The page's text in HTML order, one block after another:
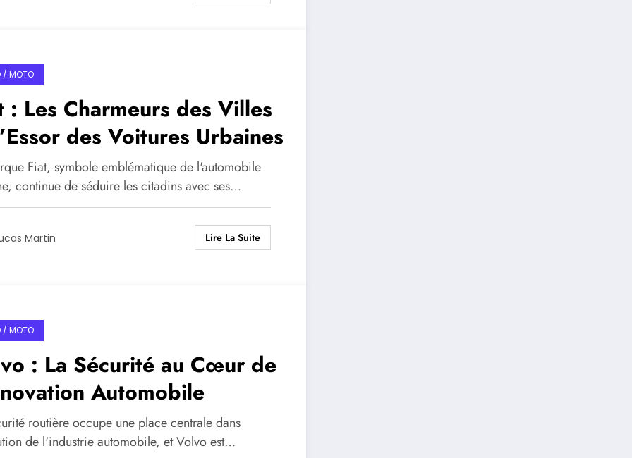
/ MOTO
: Les Charmeurs des Villes
des Voitures Urbaines
Fiat, symbole emblématique de l'automobile
continue de séduire les citadins avec ses…
Martin Lire La Suite
/ MOTO
: La Sécurité au Cœur de
Automobile
routière occupe une place centrale dans
de l'industrie automobile, et Volvo est…